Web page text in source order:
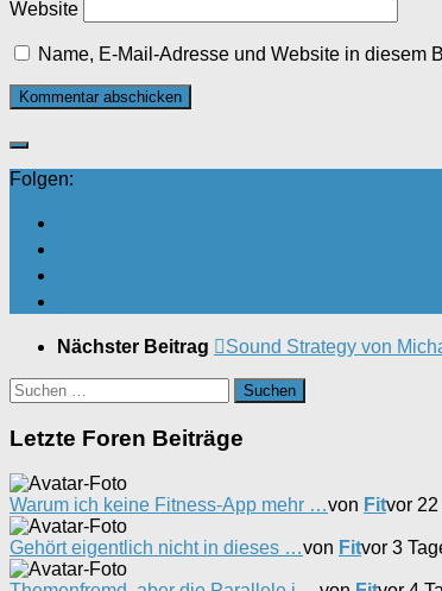
Website
Name, E-Mail-Adresse und Website in diesem
Folgen:
Nächster Beitrag
Sound Strategy von
Suchen
nach:
Letzte Foren Beiträge
Warum ich keine Fitness-App mehr …von Fitvor
Gehört eigentlich nicht in dieses …von Fitvor 3